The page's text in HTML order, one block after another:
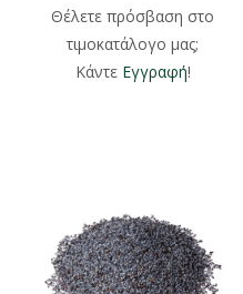
1000gr
Θέλετε πρόσβαση στο
τιμοκατάλογο μας;
Κάντε Εγγραφή!